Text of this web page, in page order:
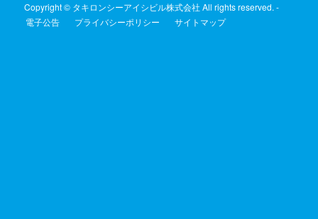
Copyright © タキロンシーアイシビル株式会社 All rights reserved. -
電子公告
プライバシーポリシー サイトマップ